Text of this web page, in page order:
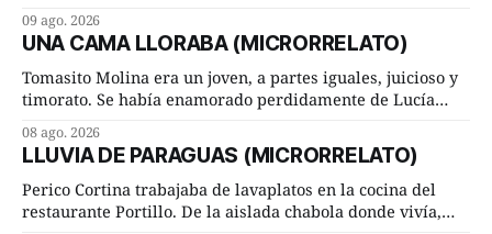
incompleta. Un equipo internacional de arqueólogos,
liderado por el investigador finlandés Martti Pärssinen,
de la Universidad de Helsinki, junto con especialistas de
Brasil y
09 ago. 2026
UNA CAMA LLORABA (MICRORRELATO)
Tomasito Molina era un joven, a partes iguales, juicioso y
timorato. Se había enamorado perdidamente de Lucía
ambos les iba de maravilla. Pero mantenían absoluta
discrepancia en un deseo ineluctable por parte de ella.
Lucía Arriate quería que ellos
08 ago. 2026
LLUVIA DE PARAGUAS (MICRORRELATO)
Perico Cortina trabajaba de lavaplatos en la cocina del
restaurante Portillo. De la aislada chabola donde vivía,